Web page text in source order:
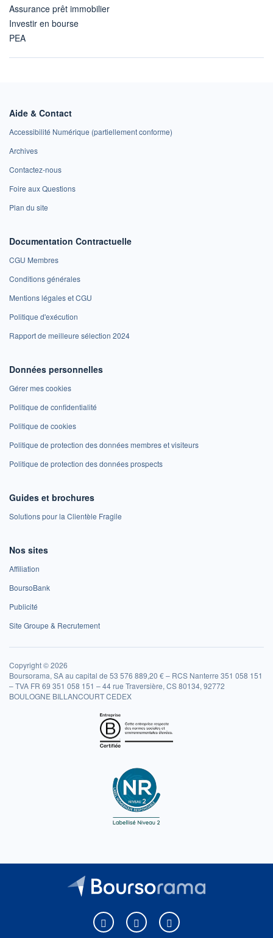
Assurance prêt immobilier
Investir en bourse
PEA
Aide & Contact
Accessibilité Numérique (partiellement conforme)
Archives
Contactez-nous
Foire aux Questions
Plan du site
Documentation Contractuelle
CGU Membres
Conditions générales
Mentions légales et CGU
Politique d'exécution
Rapport de meilleure sélection 2024
Données personnelles
Gérer mes cookies
Politique de confidentialité
Politique de cookies
Politique de protection des données membres et visiteurs
Politique de protection des données prospects
Guides et brochures
Solutions pour la Clientèle Fragile
Nos sites
Affiliation
BoursoBank
Publicité
Site Groupe & Recrutement
Copyright © 2026
Boursorama, SA au capital de 53 576 889,20 € – RCS Nanterre 351 058 151
– TVA FR 69 351 058 151 – 44 rue Traversière, CS 80134, 92772
BOULOGNE BILLANCOURT CEDEX
Boursorama sur Facebook
Boursorama sur XBoursorama sur